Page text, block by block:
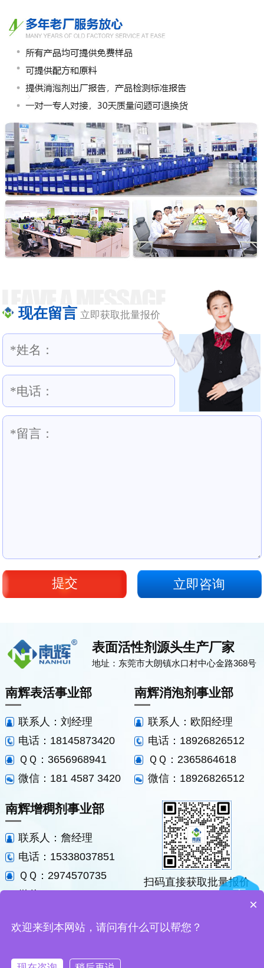
现在留言 立即获取批量报价
立即咨询
表面活性剂源头生产厂家
地址：东莞市大朗镇水口村中心金路368号
南辉表活事业部
联系人：刘经理
电话：18145873420
ＱＱ：3656968941
微信：181 4587 3420
南辉消泡剂事业部
联系人：欧阳经理
电话：18926826512
ＱＱ：2365864618
微信：18926826512
南辉增稠剂事业部
联系人：詹经理
电话：15338037851
ＱＱ：2974570735
微信：15338037851
扫码直接获取批量报价
电话咨询
CONTACT NOW
技术咨询
TECHNICAL
首页
HOME
产品中心
PRODUCT CENTER
关于我们
×
欢迎来到本网站，请问有什么可以帮您？